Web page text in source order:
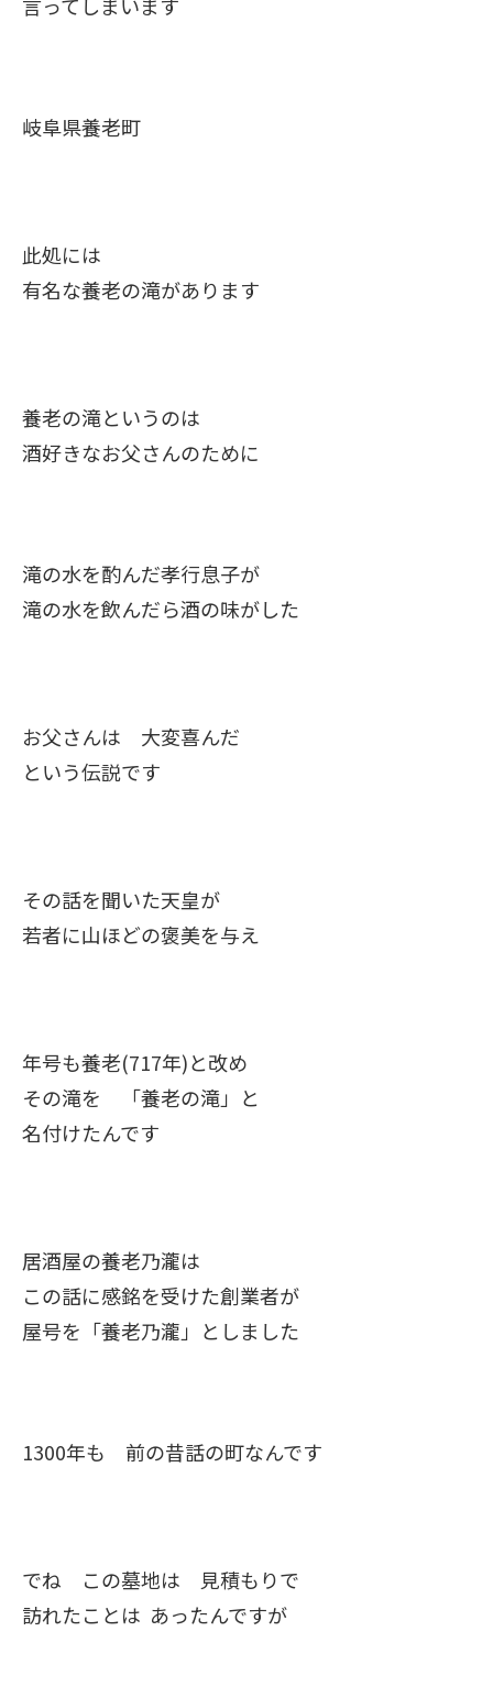
岐阜県養老町
此処には
有名な養老の滝があります
養老の滝というのは
酒好きなお父さんのために
滝の水を酌んだ孝行息子が
滝の水を飲んだら酒の味がした
お父さんは 大変喜んだ
という伝説です
その話を聞いた天皇が
若者に山ほどの褒美を与え
年号も養老(717年)と改め
その滝を 「養老の滝」と
名付けたんです
居酒屋の養老乃瀧は
この話に感銘を受けた創業者が
屋号を「養老乃瀧」としました
1300年も 前の昔話の町なんです
でね この墓地は 見積もりで
訪れたことは あったんですが